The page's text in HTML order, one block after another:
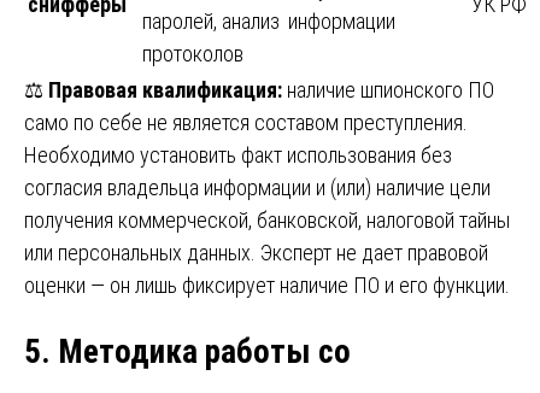
паролей, анализ
протоколов
информации
⚖️ Правовая квалификация: наличие шпионского ПО
само по себе не является составом преступления.
Необходимо установить факт использования без
согласия владельца информации и (или) наличие цели
получения коммерческой, банковской, налоговой тайны
или персональных данных. Эксперт не дает правовой
оценки — он лишь фиксирует наличие ПО и его функции.
5. Методика работы со